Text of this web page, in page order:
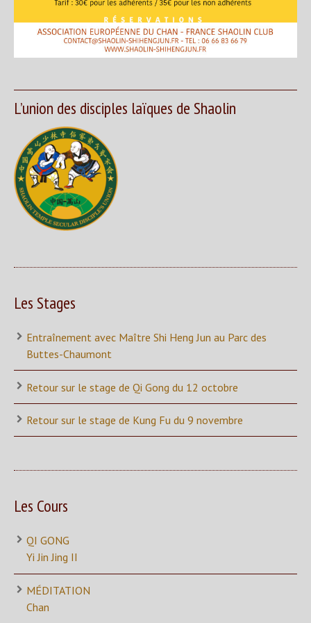
L’union des disciples laïques de Shaolin
Les Stages
Entraînement avec Maître Shi Heng Jun au Parc des
Buttes-Chaumont
Retour sur le stage de Qi Gong du 12 octobre
Retour sur le stage de Kung Fu du 9 novembre
Les Cours
QI GONG
Yi Jin Jing II
MÉDITATION
Chan